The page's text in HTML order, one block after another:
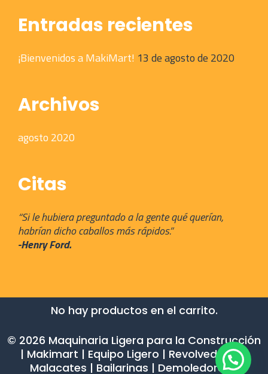
Entradas recientes
¡Bienvenidos a MakiMart! 13 de agosto de 2020
Archivos
agosto 2020
Citas
“Si le hubiera preguntado a la gente qué querían,
habrían dicho caballos más rápidos.”
-Henry Ford.
No hay productos en el carrito.
© 2026 Maquinaria Ligera para la Construcción
| Makimart | Equipo Ligero | Revolvedoras |
Malacates | Bailarinas | Demoledores•